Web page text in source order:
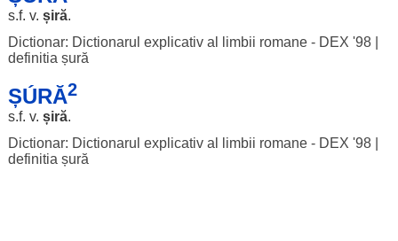
s.f. v. șiră.
Dictionar: Dictionarul explicativ al limbii romane - DEX '98|
definitia șură
ȘÚRĂ2
s.f. v. șiră.
Dictionar: Dictionarul explicativ al limbii romane - DEX '98|
definitia șură